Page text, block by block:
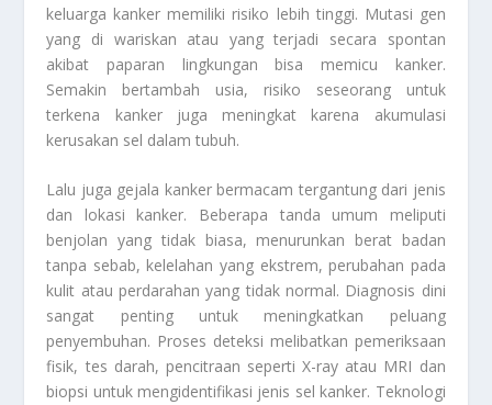
keluarga kanker memiliki risiko lebih tinggi. Mutasi gen
yang di wariskan atau yang terjadi secara spontan
akibat paparan lingkungan bisa memicu kanker.
Semakin bertambah usia, risiko seseorang untuk
terkena kanker juga meningkat karena akumulasi
kerusakan sel dalam tubuh.
Lalu juga gejala kanker bermacam tergantung dari jenis
dan lokasi kanker. Beberapa tanda umum meliputi
benjolan yang tidak biasa, menurunkan berat badan
tanpa sebab, kelelahan yang ekstrem, perubahan pada
kulit atau perdarahan yang tidak normal. Diagnosis dini
sangat penting untuk meningkatkan peluang
penyembuhan. Proses deteksi melibatkan pemeriksaan
fisik, tes darah, pencitraan seperti X-ray atau MRI dan
biopsi untuk mengidentifikasi jenis sel kanker. Teknologi